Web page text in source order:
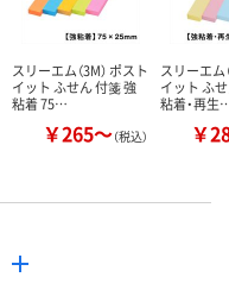
スリーエム（3M） ポスト
イット ふせん 付箋 強
粘着 75…
￥265～（税込）
スリーエム
イット ふ
粘着・再生
￥